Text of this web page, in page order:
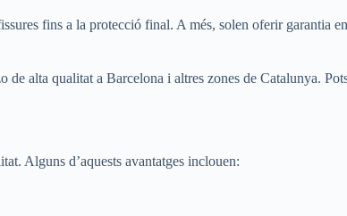
fins a la protecció final. A més, solen oferir garantia
alta qualitat a Barcelona i altres zones de Catalunya.
Alguns d’aquests avantatges inclouen: